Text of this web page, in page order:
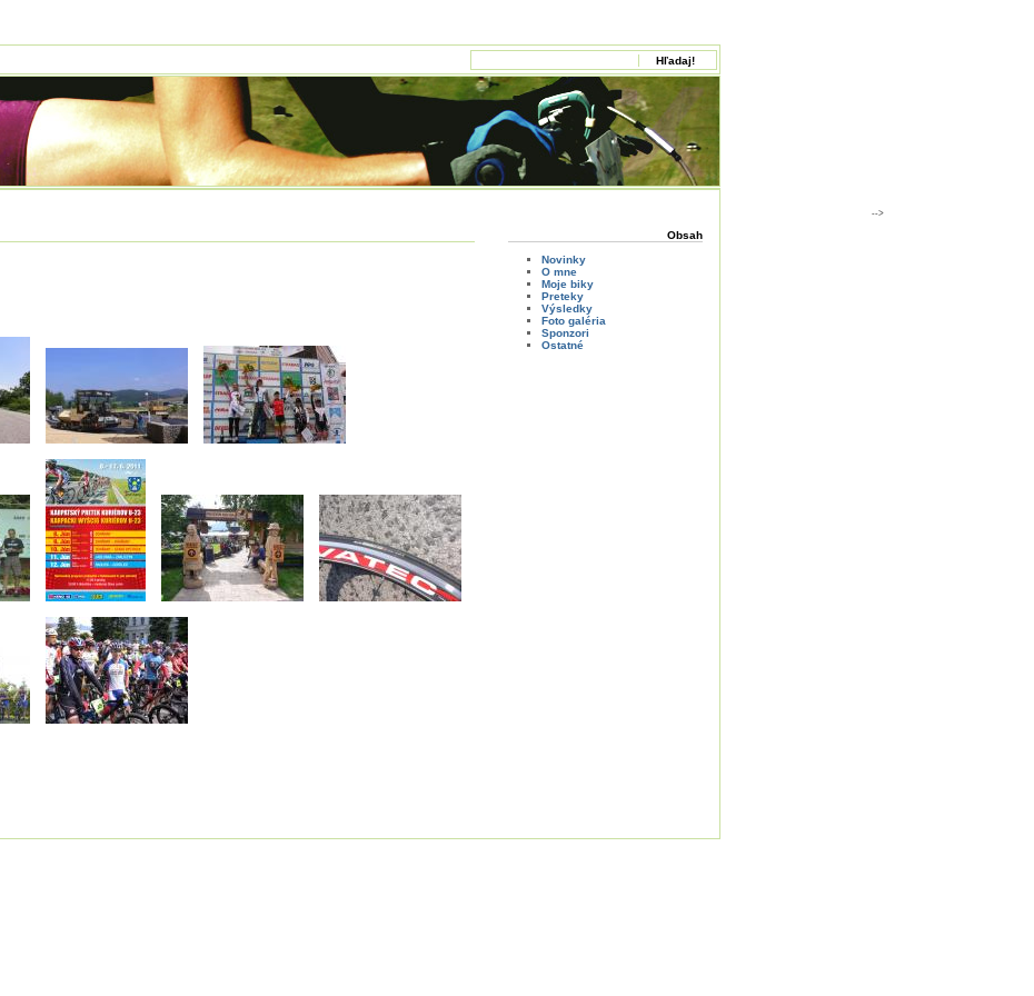
Obsah
Novinky
O mne
Moje biky
Preteky
Výsledky
Foto galéria
Sponzori
Ostatné
-->